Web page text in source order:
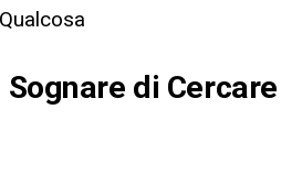
di Cercare